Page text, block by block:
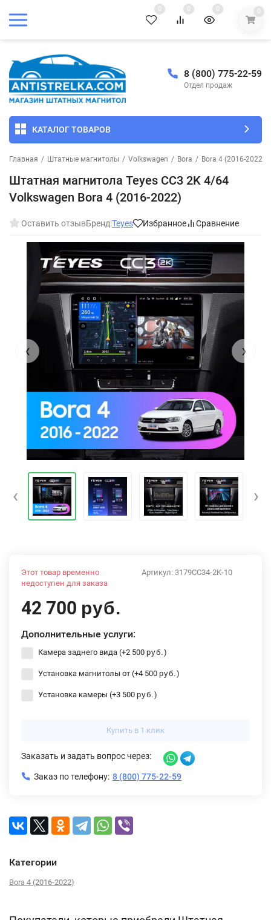
0 0 0 0
8 (800) 775-22-59
Отдел продаж
КАТАЛОГ ТОВАРОВ
Главная / Штатные магнитолы / Volkswagen / Bora / Bora 4 (2016-2022)
Штатная магнитола Teyes CC3 2K 4/64
Volkswagen Bora 4 (2016-2022)
Оставить отзывБренд:Teyes Избранное Сравнение
‹ ›
‹ ›
Артикул: 3179CC34-2K-10
Этот товар временно
недоступен для заказа
42 700 руб.
Дополнительные услуги:
Камера заднего вида (+2 500 руб. )
Установка магнитолы от (+4 500 руб. )
Установка камеры (+3 500 руб. )
Купить в 1 клик
Заказать и задать вопрос через:
Заказ по телефону: 8 (800) 775-22-59
Категории
Bora 4 (2016-2022)